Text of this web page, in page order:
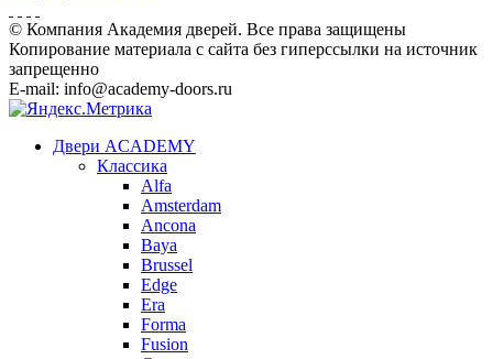
© Компания Академия дверей. Все права защищены
Копирование материала с сайта без гиперссылки на источник
запрещенно
E-mail: info@academy-doors.ru
Двери ACADEMY
Классика
Alfa
Amsterdam
Ancona
Baya
Brussel
Edge
Era
Forma
Fusion